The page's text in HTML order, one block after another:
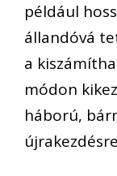
például
állandóvá
a
módon
háború,